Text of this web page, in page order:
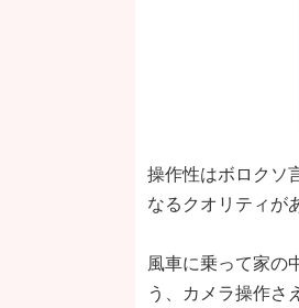
操作性はボロクソ
なるクオリティが
風車に乗って家の
う、カメラ操作さ